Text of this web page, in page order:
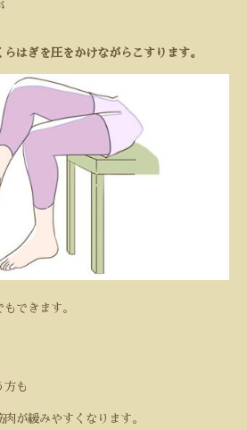
はぎを圧をかけながらこすります。
できます。
方も
が緩みやすくなります。